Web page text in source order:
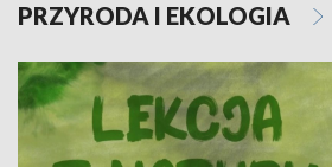
PRZYRODA I EKOLOGIA